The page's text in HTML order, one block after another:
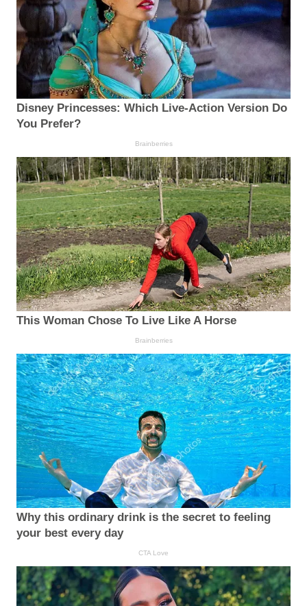
Disney Princesses: Which Live-Action Version Do
You Prefer?
Brainberries
This Woman Chose To Live Like A Horse
Brainberries
Why this ordinary drink is the secret to feeling
your best every day
CTA Love